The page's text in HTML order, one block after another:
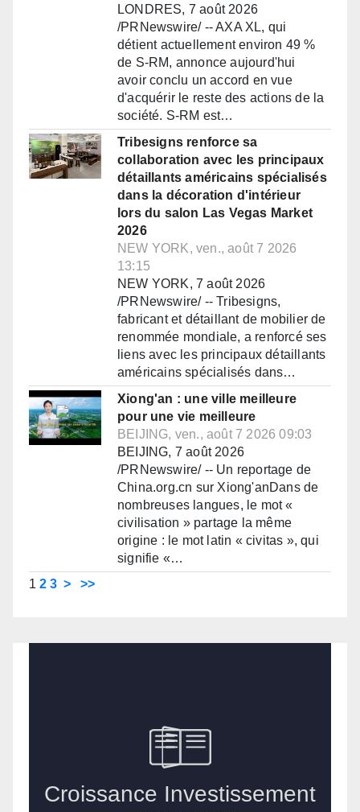
LONDRES, 7 août 2026
/PRNewswire/ -- AXA XL, qui
détient actuellement environ 49 %
de S-RM, annonce aujourd'hui
avoir conclu un accord en vue
d'acquérir le reste des actions de la
société. S-RM est…
Tribesigns renforce sa
collaboration avec les principaux
détaillants américains spécialisés
dans la décoration d'intérieur
lors du salon Las Vegas Market
2026
NEW YORK, ven., août 7 2026
13:15
NEW YORK, 7 août 2026
/PRNewswire/ -- Tribesigns,
fabricant et détaillant de mobilier de
renommée mondiale, a renforcé ses
liens avec les principaux détaillants
américains spécialisés dans…
Xiong'an : une ville meilleure
pour une vie meilleure
BEIJING, ven., août 7 2026 09:03
BEIJING, 7 août 2026
/PRNewswire/ -- Un reportage de
China.org.cn sur Xiong'anDans de
nombreuses langues, le mot «
civilisation » partage la même
origine : le mot latin « civitas », qui
signifie «…
1 2 3 > >>